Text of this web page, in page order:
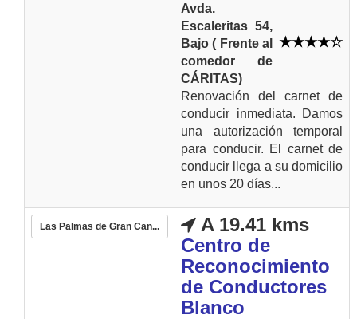
Avda.
Escaleritas 54,
Bajo ( Frente al
comedor de
CÁRITAS)
Renovación del carnet de
conducir inmediata. Damos
una autorización temporal
para conducir. El carnet de
conducir llega a su domicilio
en unos 20 días...
Las Palmas de Gran Can...
A 19.41 kms
Centro de
Reconocimiento
de Conductores
Blanco